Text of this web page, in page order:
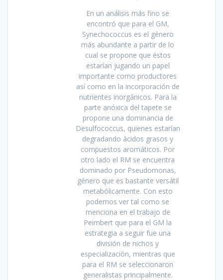
En un análisis más fino se
encontró que para el GM,
Synechococcus es el género
más abundante a partir de lo
cual se propone que éstos
estarían jugando un papel
importante como productores
así como en la incorporación de
nutrientes inorgánicos. Para la
parte anóxica del tapete se
propone una dominancia de
Desulfococcus, quienes estarían
degradando ácidos grasos y
compuestos aromáticos. Por
otro lado el RM se encuentra
dominado por Pseudomonas,
género que es bastante versátil
metabólicamente. Con esto
podemos ver tal como se
menciona en el trabajo de
Peimbert que para el GM la
estrategia a seguir fue una
división de nichos y
especialización, mientras que
para el RM se seleccionaron
generalistas principalmente.